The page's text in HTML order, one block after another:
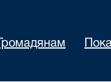
Громадянам